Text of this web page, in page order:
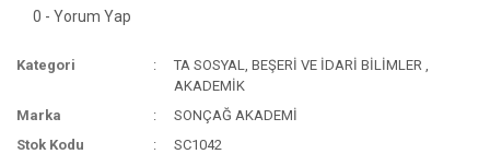
0 - Yorum Yap
Kategori TA SOSYAL, BEŞERİ VE İDARİ BİLİMLER ,
AKADEMİK
Marka
SONÇAĞ AKADEMİ
Stok Kodu
SC1042